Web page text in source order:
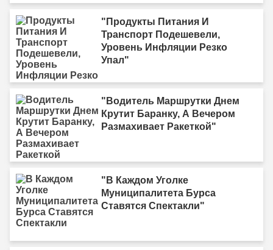
"Продукты Питания И
Транспорт Подешевели,
Уровень Инфляции Резко
Упал"
"Водитель Маршрутки Днем
Крутит Баранку, А Вечером
Размахивает Ракеткой"
"В Каждом Уголке
Муниципалитета Бурса
Ставятся Спектакли"